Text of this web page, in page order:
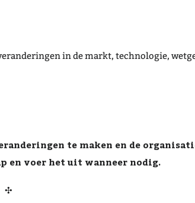
in de markt, technologie,
te maken en de
en voer het uit wanneer nodig.
✣